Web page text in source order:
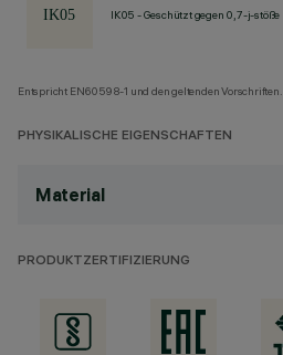
IK05 - Geschützt gegen 0,7-j-stöße
Entspricht EN60598-1 und den geltenden Vorschriften.
PHYSIKALISCHE EIGENSCHAFTEN
Material
PRODUKTZERTIFIZIERUNG